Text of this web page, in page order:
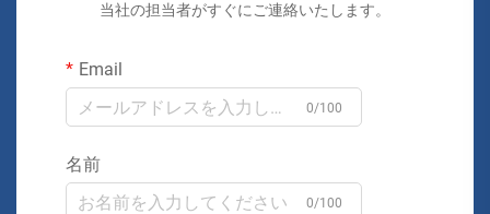
当社の担当者がすぐにご連絡いたします。
Email
0/100
名前
0/100